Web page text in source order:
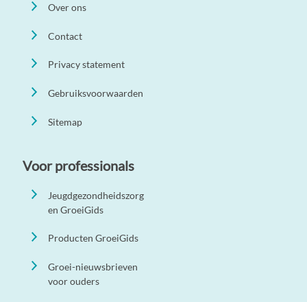
Over ons
Contact
Privacy statement
Gebruiksvoorwaarden
Sitemap
Voor professionals
Jeugdgezondheidszorg
en GroeiGids
Producten GroeiGids
Groei-nieuwsbrieven
voor ouders